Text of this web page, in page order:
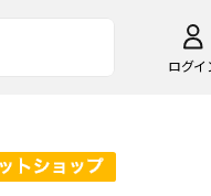
ログイ